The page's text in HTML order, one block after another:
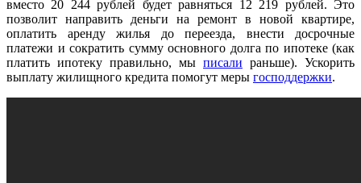
вместо 20 244 рублей будет равняться 12 219 рублей. Это
позволит направить деньги на ремонт в новой квартире,
оплатить аренду жилья до переезда, внести досрочные
платежи и сократить сумму основного долга по ипотеке (как
платить ипотеку правильно, мы писали раньше). Ускорить
выплату жилищного кредита помогут меры господдержки.